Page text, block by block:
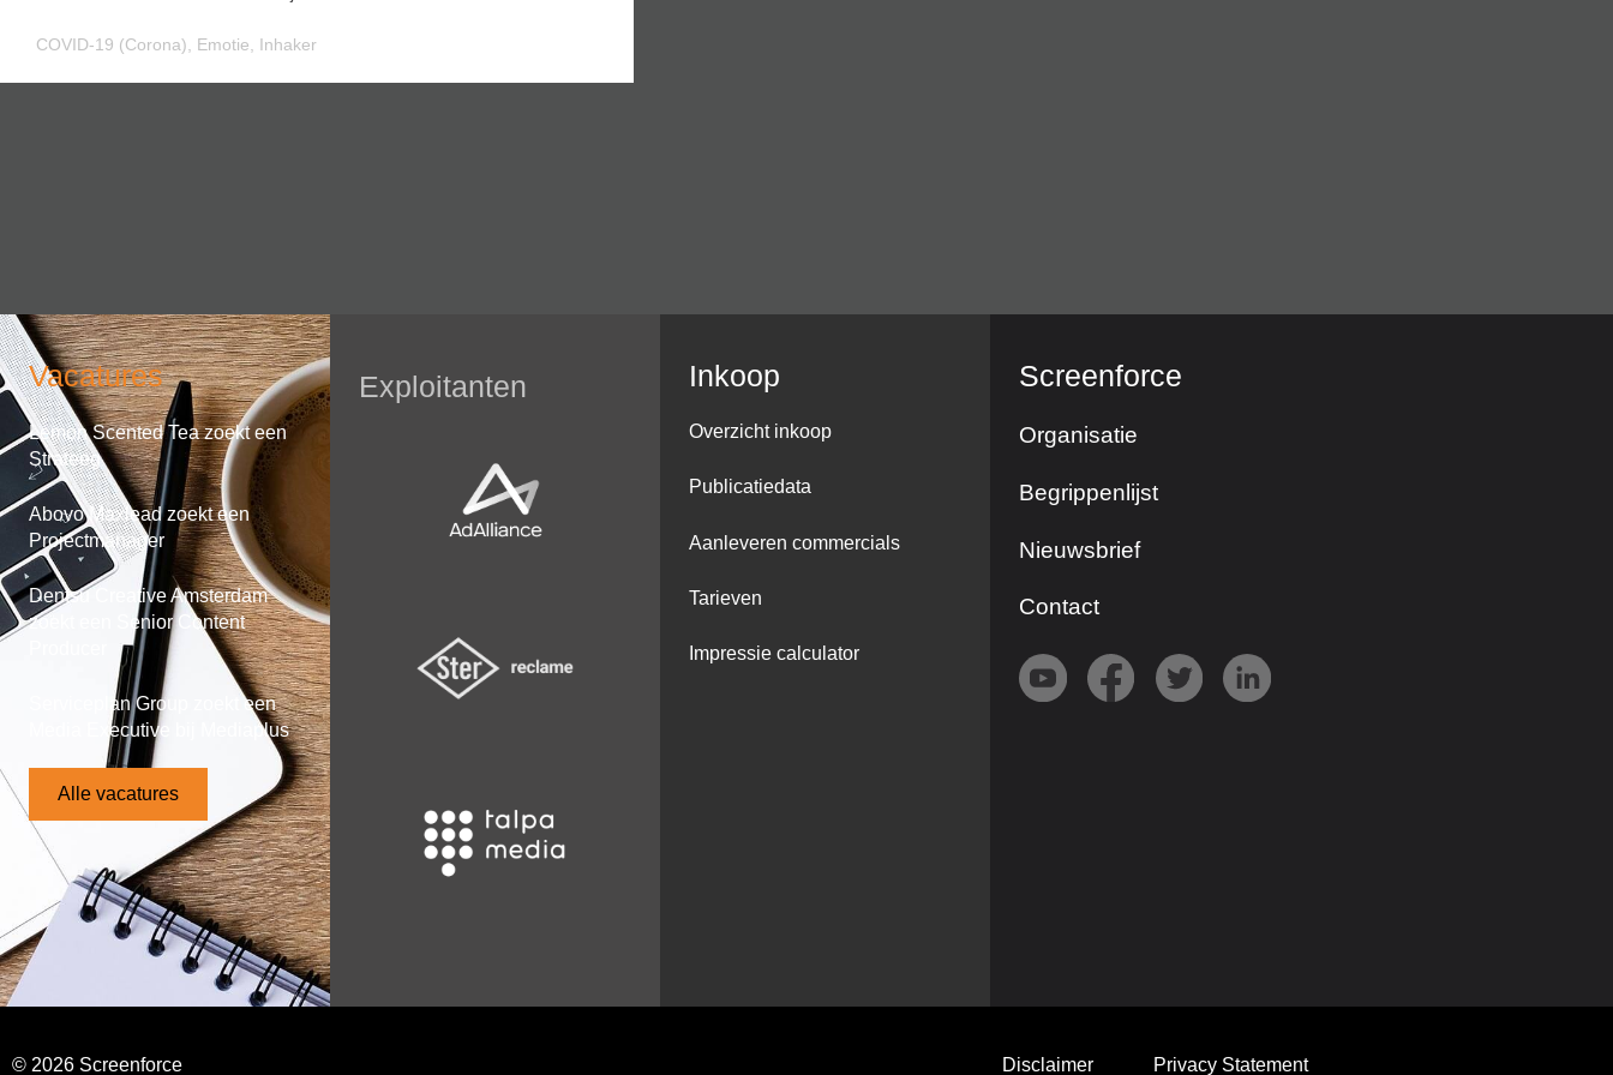
COVID-19 (Corona) Emotie Inhaker
Vacatures
Lemon Scented Tea zoekt een
Strateeg
Abovo Maxlead zoekt een
Projectmanager
Dentsu Creative Amsterdam
zoekt een Senior Content
Serviceplan Group zoekt een
Media Executive bij Mediaplus
Alle vacatures
Exploitanten Inkoop
Overzicht inkoop
Publicatiedata
Aanleveren commercials
Tarieven
Impressie calculator
Screenforce
Organisatie
Begrippenlijst
Nieuwsbrief
Contact
© 2026 Screenforce Disclaimer Privacy Statement